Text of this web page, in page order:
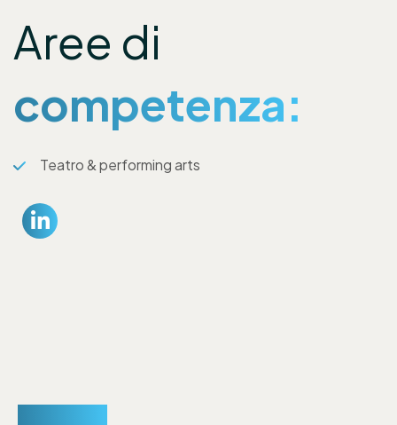
Aree di
competenza:
Teatro & performing arts